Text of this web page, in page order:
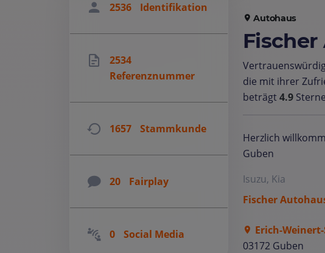
Autohaus
die mit ihrer
beträgt4.9
Herzlich
Guben
Isuzu, Kia
Fischer
Erich-
03172 Guben
2536 Identifikation
2534
Referenznummer
1657 Stammkunde
20 Fairplay
0 Social Media